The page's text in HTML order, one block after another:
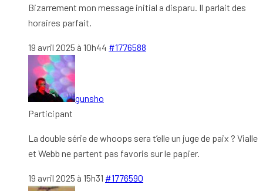
Bizarrement mon message initial a disparu. Il parlait des
horaires parfait.
19 avril 2025 à 10h44 #1776588
gunsho
Participant
La double série de whoops sera t’elle un juge de paix ? Vialle
et Webb ne partent pas favoris sur le papier.
19 avril 2025 à 15h31 #1776590